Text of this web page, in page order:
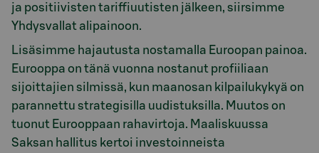
ja positiivisten tariffiuutisten jälkeen, siirsimme
Yhdysvallat alipainoon.
Lisäsimme hajautusta nostamalla Euroopan painoa.
Eurooppa on tänä vuonna nostanut profiiliaan
sijoittajien silmissä, kun maanosan kilpailukykyä on
parannettu strategisilla uudistuksilla. Muutos on
tuonut Eurooppaan rahavirtoja. Maaliskuussa
Saksan hallitus kertoi investoinneista